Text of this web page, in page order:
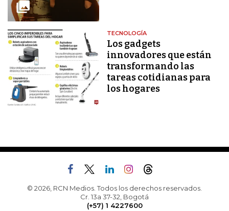
TECNOLOGÍA
Los gadgets
innovadores que están
transformando las
tareas cotidianas para
los hogares
© 2026, RCN Medios. Todos los derechos reservados.
Cr. 13a 37-32, Bogotá
(+57) 1 4227600